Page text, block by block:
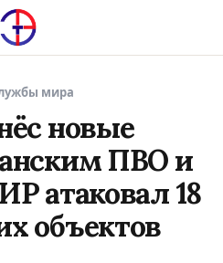
мира
новые
ПВО и
атаковал 18
объектов